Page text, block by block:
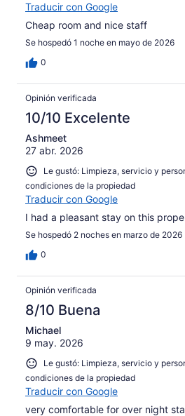
Traducir con Google
Cheap room and nice staff
Se hospedó 1 noche en mayo de 2026
0
Opinión verificada
10/10 Excelente
Ashmeet
27 abr. 2026
Le gustó: Limpieza, servicio y
condiciones de la propiedad
Traducir con Google
I had a pleasant stay on this
Se hospedó 2 noches en marzo de 2026
0
Opinión verificada
8/10 Buena
Michael
9 may. 2026
Le gustó: Limpieza, servicio y
condiciones de la propiedad
Traducir con Google
very comfortable for over night